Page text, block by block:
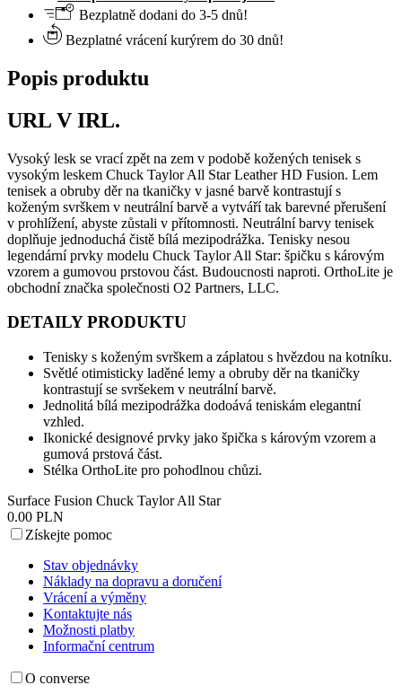
Bezplatně dodani do 3-5 dnů!
Bezplatné vrácení kurýrem do 30 dnů!
Popis produktu
URL V IRL.
Vysoký lesk se vrací zpět na zem v podobě kožených tenisek s
vysokým leskem Chuck Taylor All Star Leather HD Fusion. Lem
tenisek a obruby děr na tkaničky v jasné barvě kontrastují s
koženým svrškem v neutrální barvě a vytváří tak barevné přerušení
v prohlížení, abyste zůstali v přítomnosti. Neutrální barvy tenisek
doplňuje jednoduchá čistě bílá mezipodrážka. Tenisky nesou
legendární prvky modelu Chuck Taylor All Star: špičku s károvým
vzorem a gumovou prstovou část. Budoucnosti naproti. OrthoLite je
obchodní značka společnosti O2 Partners, LLC.
DETAILY PRODUKTU
Tenisky s koženým svrškem a záplatou s hvězdou na kotníku.
Světlé otimisticky laděné lemy a obruby děr na tkaničky
kontrastují se svršekem v neutrální barvě.
Jednolitá bílá mezipodrážka dodoává teniskám elegantní
vzhled.
Ikonické designové prvky jako špička s károvým vzorem a
gumová prstová část.
Stélka OrthoLite pro pohodlnou chůzi.
Surface Fusion Chuck Taylor All Star
0.00 PLN
Získejte pomoc
Stav objednávky
Náklady na dopravu a doručení
Vrácení a výměny
Kontaktujte nás
Možnosti platby
Informační centrum
O converse